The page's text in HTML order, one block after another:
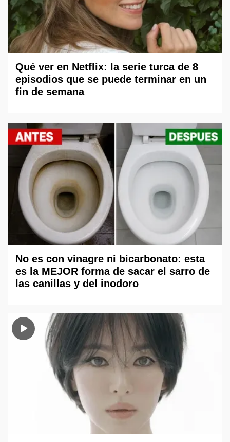
Qué ver en Netflix: la serie turca de 8
episodios que se puede terminar en un
fin de semana
No es con vinagre ni bicarbonato: esta
es la MEJOR forma de sacar el sarro de
las canillas y del inodoro